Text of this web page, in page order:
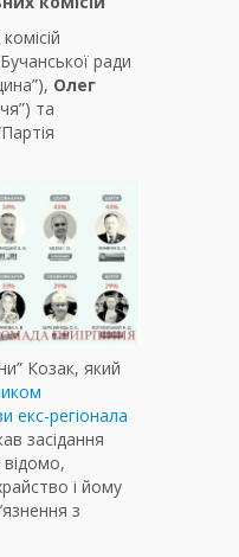
ради
Олег
та
Козак, який
екс-регіонала
засідання
відомо,
і йому
з